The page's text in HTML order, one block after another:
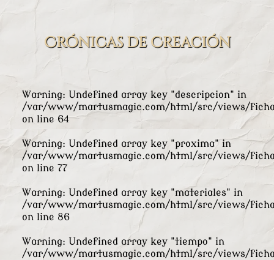
Crónicas de Creación
Warning: Undefined array key "descripcion" in
/var/www/martusmagic.com/html/src/views/
on line 64
Warning: Undefined array key "proxima" in
/var/www/martusmagic.com/html/src/views/
on line 77
Warning: Undefined array key "materiales" in
/var/www/martusmagic.com/html/src/views/
on line 86
Warning: Undefined array key "tiempo" in
/var/www/martusmagic.com/html/src/views/